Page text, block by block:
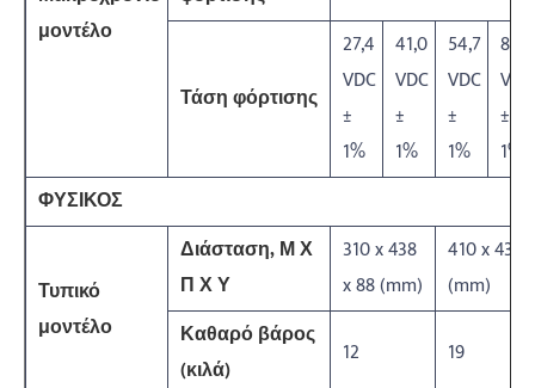
μοντέλο
Τάση φόρτισης
27,4
VDC
±
1%
41,0
VDC
±
1%
54,7
VDC
±
1%
82,1
VDC
±
1%
ΦΥΣΙΚΟΣ
Τυπικό
μοντέλο
Διάσταση, Μ Χ
Π Χ Υ
310 x 438
x 88 (mm)
410 x 438
(mm)
Καθαρό βάρος
(κιλά)
12 19